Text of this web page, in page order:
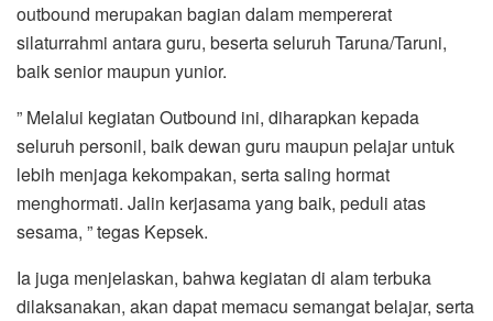
outbound merupakan bagian dalam mempererat
silaturrahmi antara guru, beserta seluruh Taruna/Taruni,
baik senior maupun yunior.
” Melalui kegiatan Outbound ini, diharapkan kepada
seluruh personil, baik dewan guru maupun pelajar untuk
lebih menjaga kekompakan, serta saling hormat
menghormati. Jalin kerjasama yang baik, peduli atas
sesama, ” tegas Kepsek.
Ia juga menjelaskan, bahwa kegiatan di alam terbuka
dilaksanakan, akan dapat memacu semangat belajar, serta